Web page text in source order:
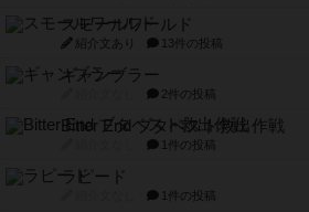
スモールワールド
紹介文あり 13件の投稿
ギャンブラー
2件の投稿
Bitter End ブタペスト救出作戦
1件の投稿
ラピード
1件の投稿